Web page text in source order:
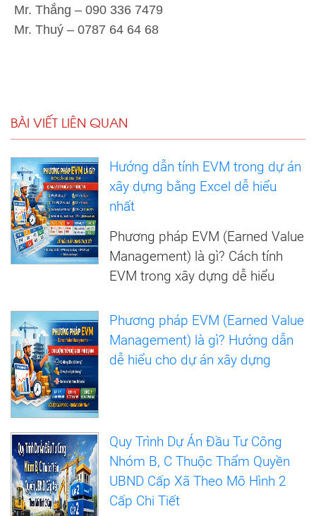
Mr. Thắng – 090 336 7479
Mr. Thuý – 0787 64 64 68
BÀI VIẾT LIÊN QUAN
Hướng dẫn tính EVM trong dự án
xây dựng bằng Excel dễ hiểu
nhất
Phương pháp EVM (Earned Value
Management) là gì? Cách tính
EVM trong xây dựng dễ hiểu
Phương pháp EVM (Earned Value
Management) là gì? Hướng dẫn
dễ hiểu cho dự án xây dựng
Quy Trình Dự Án Đầu Tư Công
Nhóm B, C Thuộc Thẩm Quyền
UBND Cấp Xã Theo Mô Hình 2
Cấp Chi Tiết